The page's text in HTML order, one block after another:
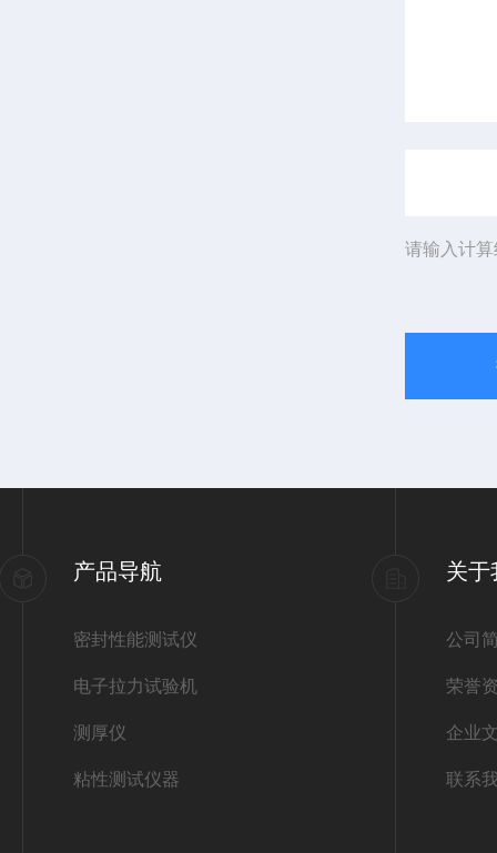
请输入计
产品导航
密封性能测试仪
电子拉力试验机
测厚仪
粘性测试仪器
关于
公司
荣誉
企业
联系